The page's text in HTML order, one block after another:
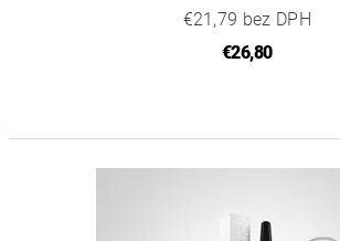
€21,79 bez DPH
€26,80